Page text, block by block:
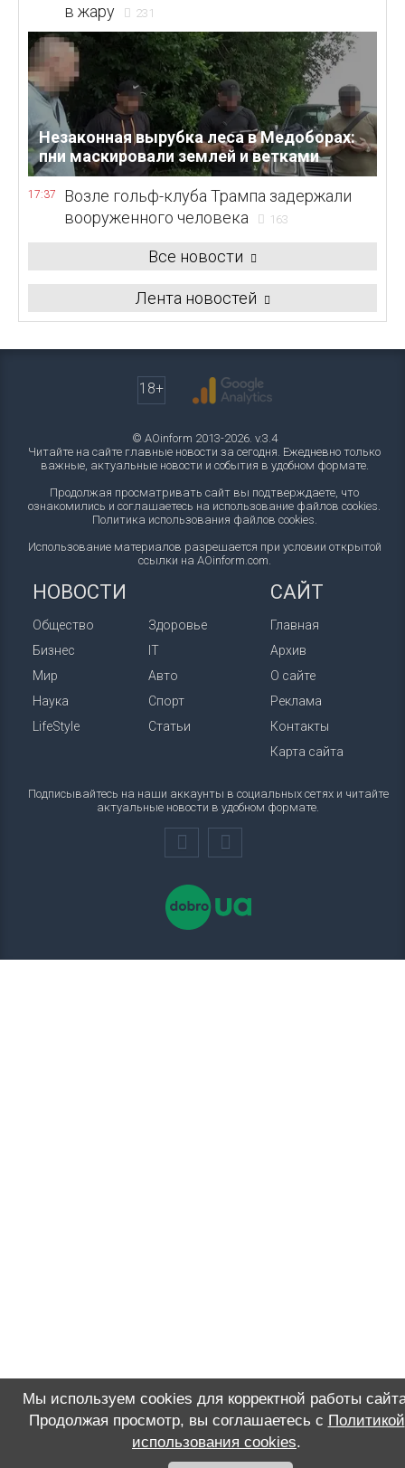
в жару
231
Незаконная вырубка леса в Медоборах:
пни маскировали землей и ветками
17:37
Возле гольф-клуба Трампа задержали
вооруженного человека
163
Все новости
Лента новостей
18+
© AOinform 2013-2026. v.3.4
Читайте на сайте главные новости за сегодня. Ежедневно только
важные, актуальные новости и события в удобном формате.
Продолжая просматривать сайт вы подтверждаете, что
ознакомились и соглашаетесь на использование файлов cookies.
Политика использования файлов cookies.
Использование материалов разрешается при условии открытой
ссылки на AOinform.com.
НОВОСТИ
Общество
Бизнес
Мир
Наука
LifeStyle
Здоровье
IT
Авто
Спорт
Статьи
САЙТ
Главная
Архив
О сайте
Реклама
Контакты
Карта сайта
Подписывайтесь на наши аккаунты в социальных сетях и читайте
актуальные новости в удобном формате.
Мы используем cookies для корректной работы
Продолжая просмотр, вы соглашаетесь с Политикой
использования cookies.